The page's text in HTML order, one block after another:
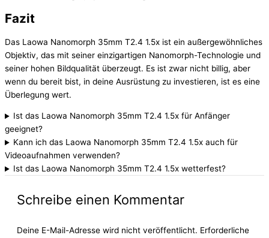
Fazit
Das Laowa Nanomorph 35mm T2.4 1.5x ist ein außergewöhnliches
Objektiv, das mit seiner einzigartigen Nanomorph-Technologie und
seiner hohen Bildqualität überzeugt. Es ist zwar nicht billig, aber
wenn du bereit bist, in deine Ausrüstung zu investieren, ist es eine
Überlegung wert.
Ist das Laowa Nanomorph 35mm T2.4 1.5x für Anfänger
geeignet?
Kann ich das Laowa Nanomorph 35mm T2.4 1.5x auch für
Videoaufnahmen verwenden?
Ist das Laowa Nanomorph 35mm T2.4 1.5x wetterfest?
Schreibe einen Kommentar
Deine E-Mail-Adresse wird nicht veröffentlicht. Erforderliche